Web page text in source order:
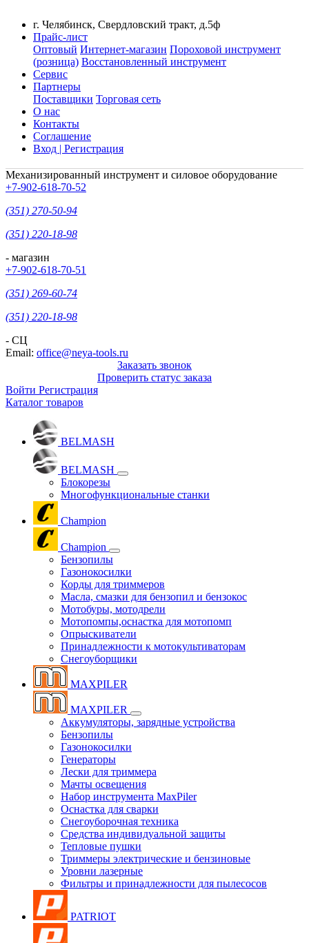
г. Челябинск, Свердловский тракт, д.5ф
Прайс-лист
Оптовый Интернет-магазин Пороховой инструмент
(розница) Восстановленный инструмент
Сервис
Партнеры
Поставщики Торговая сеть
О нас
Контакты
Соглашение
Вход | Регистрация
Механизированный инструмент и силовое оборудование
+7-902-618-70-52
(351) 270-50-94
(351) 220-18-98
- магазин
+7-902-618-70-51
(351) 269-60-74
(351) 220-18-98
- СЦ
Email: office@neya-tools.ru
Заказать звонок
Проверить статус заказа
Войти Регистрация
Каталог товаров
BELMASH
BELMASH
Блокорезы
Многофункциональные станки
Champion
Champion
Бензопилы
Газонокосилки
Корды для триммеров
Масла, смазки для бензопил и бензокос
Мотобуры, мотодрели
Мотопомпы,оснастка для мотопомп
Опрыскиватели
Принадлежности к мотокультиваторам
Снегоуборщики
MAXPILER
MAXPILER
Аккумуляторы, зарядные устройства
Бензопилы
Газонокосилки
Генераторы
Лески для триммера
Мачты освещения
Набор инструмента MaxPiler
Оснастка для сварки
Снегоуборочная техника
Средства индивидуальной защиты
Тепловые пушки
Триммеры электрические и бензиновые
Уровни лазерные
Фильтры и принадлежности для пылесосов
PATRIOT